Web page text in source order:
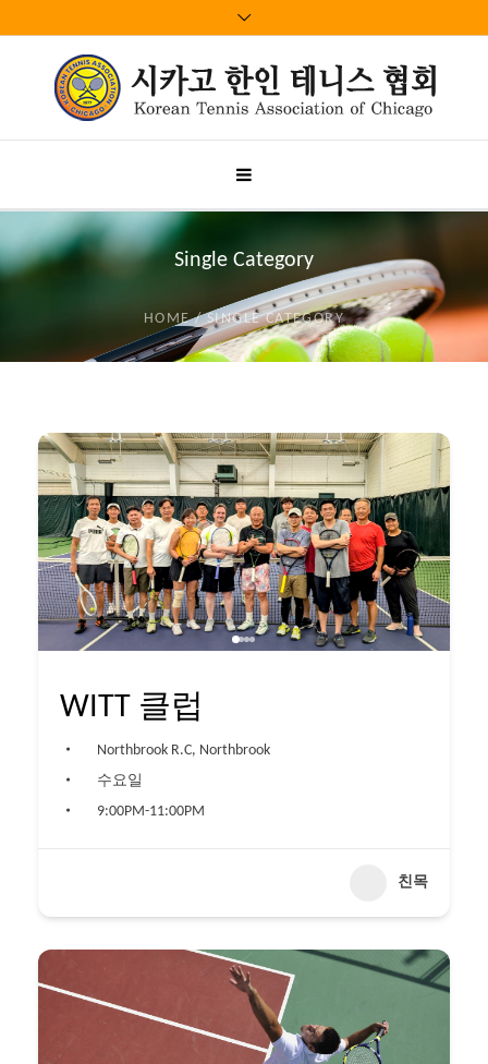
Single Category
HOME / SINGLE CATEGORY
WITT 클럽
Northbrook R.C, Northbrook
수요일
9:00PM-11:00PM
친목